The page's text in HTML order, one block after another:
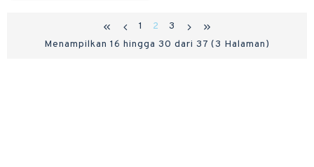
1 2
3
Menampilkan 16 hingga 30 dari 37 (3 Halaman)